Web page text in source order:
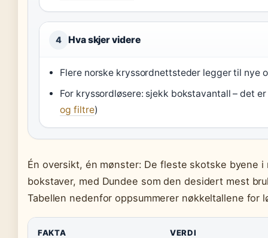
4 Hva skjer videre
Flere norske kryssordnettsteder legger til nye
For kryssordløsere: sjekk bokstavantall – det
og filtre)
Én oversikt, én mønster: De fleste skotske byene
bokstaver, med Dundee som den desidert mest
Tabellen nedenfor oppsummerer nøkkeltallene for
FAKTA VERDI